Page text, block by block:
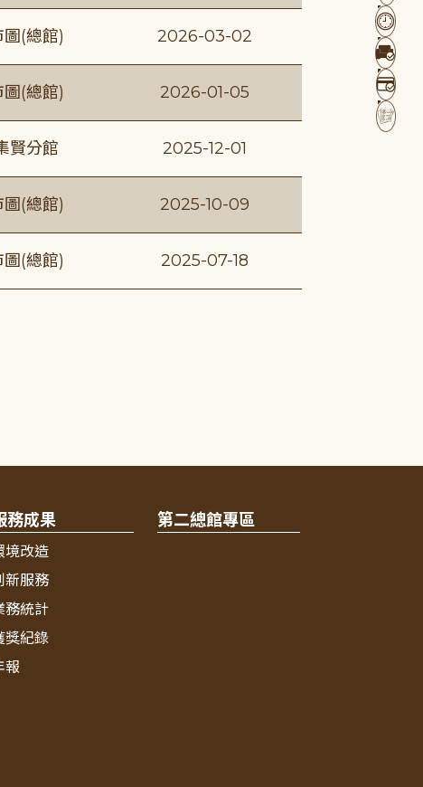
(總館) 2026-03-02
(總館) 2026-01-05
賢分館 2025-12-01
(總館) 2025-10-09
(總館) 2025-07-18
務成果
境改造
新服務
務統計
獎紀錄
報
第二總館專區